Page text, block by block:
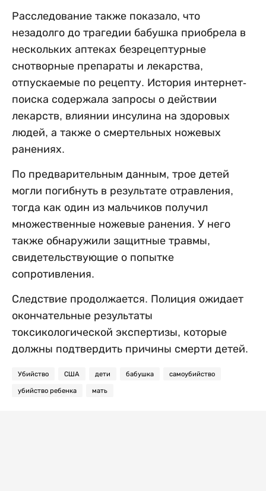
Расследование также показало, что
незадолго до трагедии бабушка приобрела в
нескольких аптеках безрецептурные
снотворные препараты и лекарства,
отпускаемые по рецепту. История интернет-
поиска содержала запросы о действии
лекарств, влиянии инсулина на здоровых
людей, а также о смертельных ножевых
ранениях.
По предварительным данным, трое детей
могли погибнуть в результате отравления,
тогда как один из мальчиков получил
множественные ножевые ранения. У него
также обнаружили защитные травмы,
свидетельствующие о попытке
сопротивления.
Следствие продолжается. Полиция ожидает
окончательные результаты
токсикологической экспертизы, которые
должны подтвердить причины смерти детей.
Убийство США дети бабушка самоубийство
убийство ребенка мать